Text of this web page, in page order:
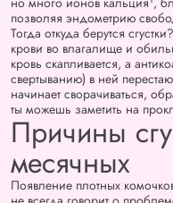
позволяя эндометрию
Тогда откуда берутся
крови во влагалище и
кровь скапливается, а
свертыванию) в ней
начинает сворачиваться,
ты можешь заметить на
Причины
месячных
Появление плотных